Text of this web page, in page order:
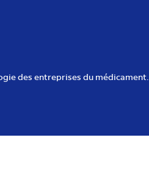
des entreprises du médicament.